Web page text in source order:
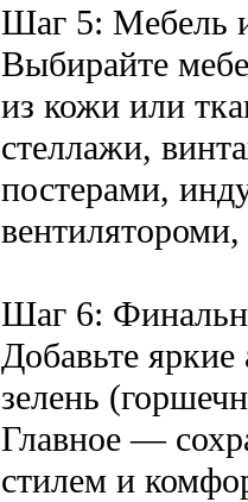
Шаг 5: Мебель
Выбирайте
из кожи или
стеллажи,
постерами,
Шаг 6:
Добавьте
зелень
Главное —
стилем и